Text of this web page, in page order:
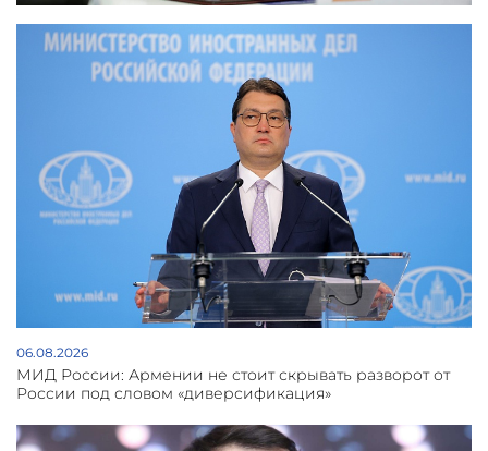
06.08.2026
МИД России: Армении не стоит скрывать разворот от
России под словом «диверсификация»